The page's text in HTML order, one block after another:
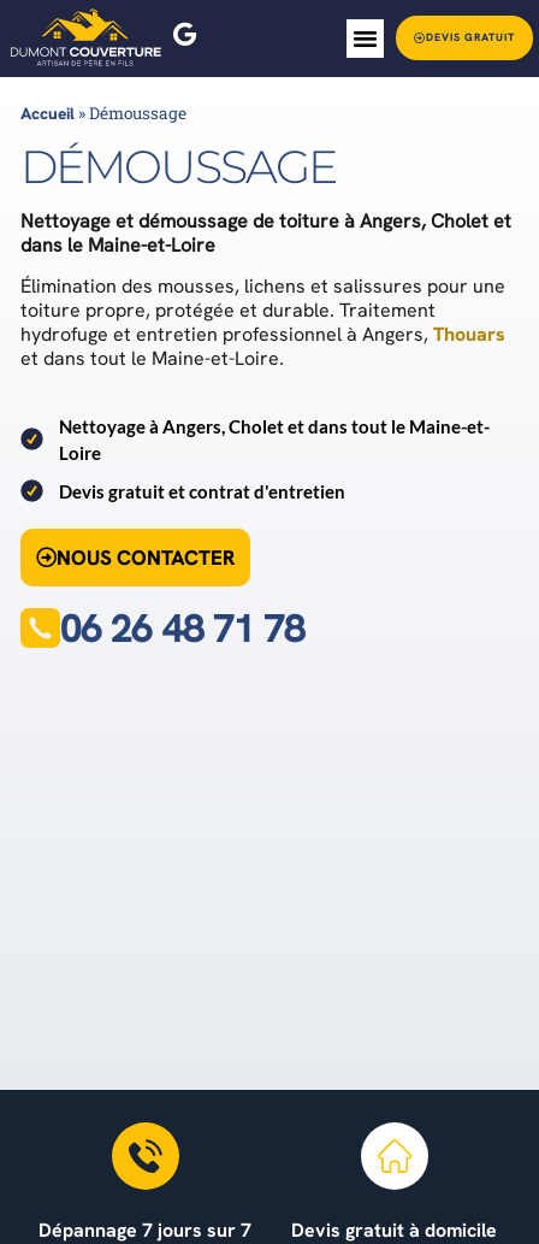
DEVIS GRATUIT
Accueil »Démoussage
DÉMOUSSAGE
Nettoyage et démoussage de toiture à Angers, Cholet et
dans le Maine-et-Loire
Élimination des mousses, lichens et salissures pour une
toiture propre, protégée et durable. Traitement
hydrofuge et entretien professionnel à Angers,Thouars
et dans tout le Maine-et-Loire.
Nettoyage à Angers, Cholet et dans tout le Maine-et-
Loire
Devis gratuit et contrat d'entretien
NOUS CONTACTER
06 26 48 71 78
Dépannage 7 jours sur 7 Devis gratuit à domicile